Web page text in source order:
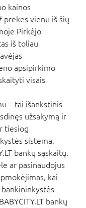
kainos
prekes vienu iš šių
Pirkėjo
iš toliau
apsipirkimo
visais
– tai išankstinis
užsakymą ir
tiesiog
sistema,
bankų sąskaitų.
ar pasinaudojus
kai
bankų